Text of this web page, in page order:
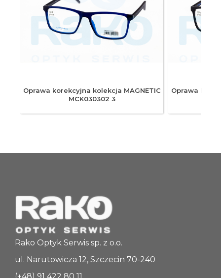
Oprawa korekcyjna kolekcja MAGNETIC
MCK030302 3
Oprawa
Rako Optyk Serwis sp. z o.o.
ul. Narutowicza 12, Szczecin 70-240